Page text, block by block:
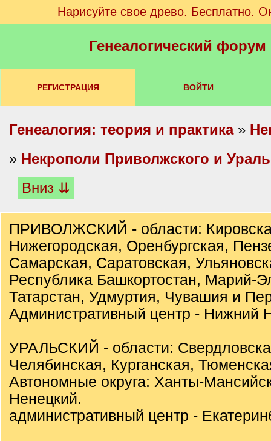
Нарисуйте свое древо. Бесплатно.
Генеалогический
РЕГИСТРАЦИЯ ВОЙТИ
Генеалогия: теория и практика»
» Некрополи Приволжского и
Вниз ⇊
ПРИВОЛЖСКИЙ - области:
Нижегородская, Оренбургская,
Самарская, Саратовская,
Республика Башкортостан, Марий-
Татарстан, Удмуртия, Чувашия и
Административный центр - Нижний
УРАЛЬСКИЙ - области:
Челябинская, Курганская,
Автономные округа: Ханты-
Ненецкий.
административный центр -